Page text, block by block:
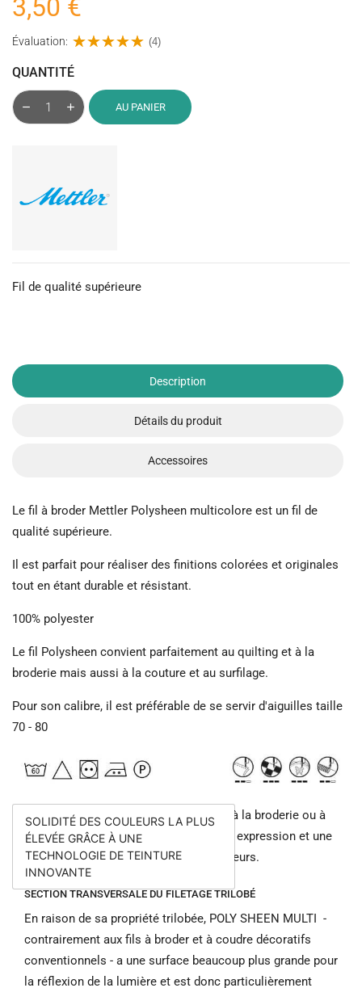
3,50 €
Évaluation: (4)
QUANTITÉ
AU PANIER
Fil de qualité supérieure
Description
Détails du produit
Accessoires
Le fil à broder Mettler Polysheen multicolore est un fil de
qualité supérieure.
Il est parfait pour réaliser des finitions colorées et originales
tout en étant durable et résistant.
100% polyester
Le fil Polysheen convient parfaitement au quilting et à la
broderie mais aussi à la couture et au surfilage.
Pour son calibre, il est préférable de se servir d'aiguilles taille
70 - 80
SOLIDITÉ DES COULEURS LA PLUS
ÉLEVÉE GRÂCE À UNE
TECHNOLOGIE DE TEINTURE
INNOVANTE
Donne une brillance de couleur élevée à la broderie ou à
la couture décorative.
Cela signifie une expression et une
luminosité encore plus fortes des couleurs.
SECTION TRANSVERSALE DU FILETAGE TRILOBÉ
En raison de sa propriété trilobée, POLY SHEEN MULTI -
contrairement aux fils à broder et à coudre décoratifs
conventionnels - a une surface beaucoup plus grande pour
la réflexion de la lumière et est donc particulièrement